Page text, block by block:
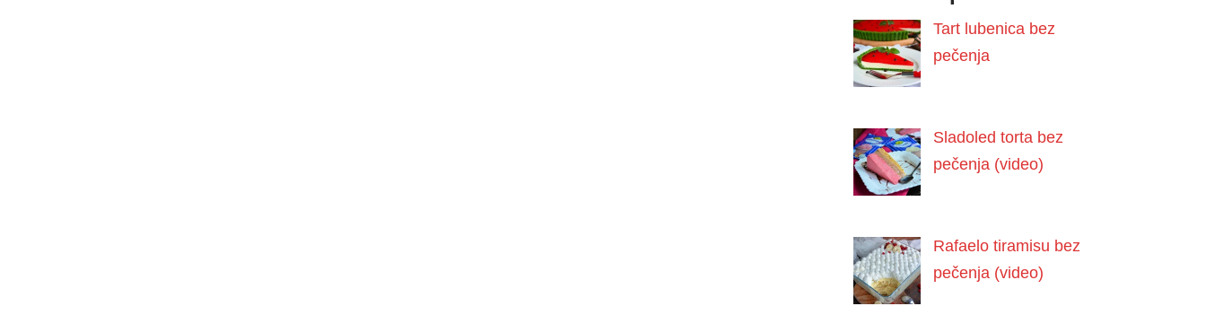
Tart lubenica bez
pečenja
Sladoled torta bez
pečenja (video)
Rafaelo tiramisu bez
pečenja (video)